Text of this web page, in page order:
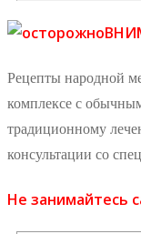
Рецепты народной
комплексе с
традиционному
консультации со
Не занимайтесь